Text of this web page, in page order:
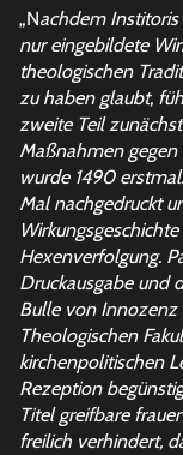
„Nachdem
nur eingebildete
theologischen
zu haben glaubt,
zweite Teil
Maßnahmen gegen
wurde 1490
Mal nachgedruckt
Hexenverfolgung.
Druckausgabe und
Bulle von Innozenz
Theologischen
kirchenpolitischen
Rezeption
Titel greifbare
freilich verhindert,